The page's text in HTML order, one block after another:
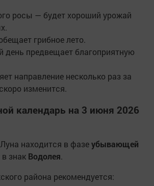
росы — будет хороший урожай
грибное лето.
день предвещает благоприятную
направление несколько раз за
изменится.
календарь на 3 июня 2026
находится в фазеубывающей
знак Водолея.
района рекомендуется: